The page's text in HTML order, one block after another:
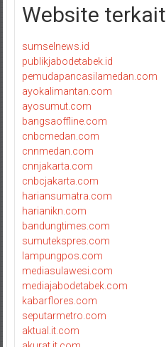
Website terkait
sumselnews.id
publikjabodetabek.id
pemudapancasilamedan.com
ayokalimantan.com
ayosumut.com
bangsaoffline.com
cnbcmedan.com
cnnmedan.com
cnnjakarta.com
cnbcjakarta.com
hariansumatra.com
harianikn.com
bandungtimes.com
sumutekspres.com
lampungpos.com
mediasulawesi.com
mediajabodetabek.com
kabarflores.com
seputarmetro.com
aktual.it.com